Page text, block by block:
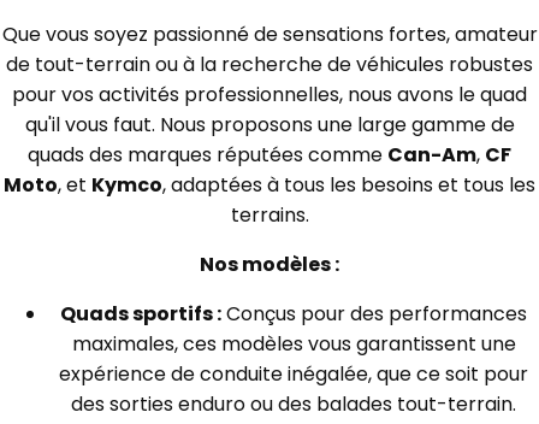
Que vous soyez passionné de sensations fortes, amateur
de tout-terrain ou à la recherche de véhicules robustes
pour vos activités professionnelles, nous avons le quad
qu'il vous faut. Nous proposons une large gamme de
quads des marques réputées comme Can-Am, CF
Moto, et Kymco, adaptées à tous les besoins et tous les
terrains.
Nos modèles :
Quads sportifs :Conçus pour des performances
maximales, ces modèles vous garantissent une
expérience de conduite inégalée, que ce soit pour
des sorties enduro ou des balades tout-terrain.